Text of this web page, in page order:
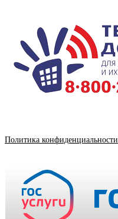
Политика конфиденциальности